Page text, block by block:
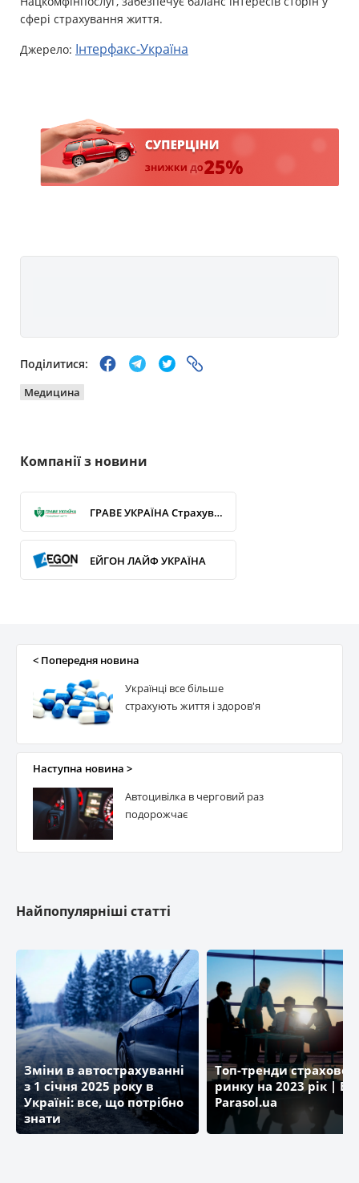
сфері страхування життя.
Джерело: Інтерфакс-Україна
Поділитися:
Медицина
Компанії з новини
ГРАВЕ УКРАЇНА Страхування життя
ЕЙГОН ЛАЙФ УКРАЇНА
СВІСС КЛАСІК ЛАЙФ
САН ЛАЙФ
КД Життя
ТАС (life)
КНЯЖА ЛАЙФ
< Попередня новина
Українці все більше
страхують життя і здоров'я
Наступна новина >
Автоцивілка в черговий раз
подорожчає
Найпопулярніші статті
Зміни в автострахуванні
з 1 січня 2025 року в
Україні: все, що потрібно
знати
Топ-тренди
ринку на 2023 рік |
Parasol.ua